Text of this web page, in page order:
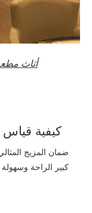
أثاث
كيفية قياس
ضمان المزيج
كبير الراحة